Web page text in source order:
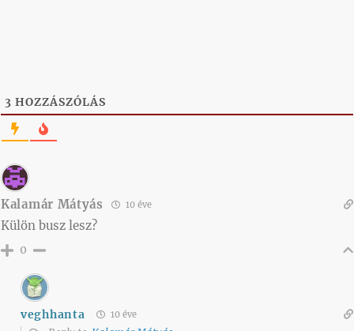
3 HOZZÁSZÓLÁS
Kalamár Mátyás 10 éve
Külön busz lesz?
0
veghhanta 10 éve